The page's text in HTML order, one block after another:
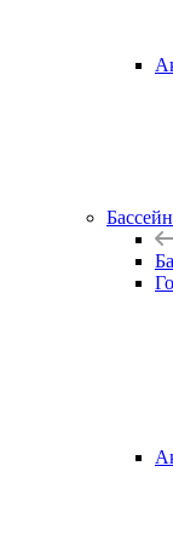
Бассейн